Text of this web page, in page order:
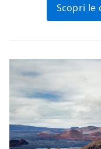
Scopri le